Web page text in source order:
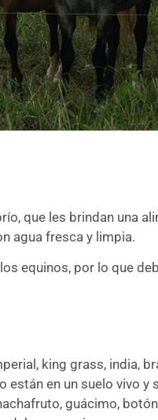
que les brindan una
agua fresca y limpia.
equinos, por lo que
king grass, india,
en un suelo vivo y
guácimo,